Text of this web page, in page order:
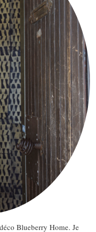
Blueberry Home. Je